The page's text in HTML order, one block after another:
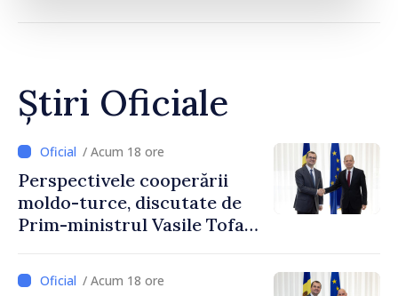
Știri Oficiale
/ Acum 18 ore
Perspectivele cooperării
moldo-turce, discutate de
Prim-ministrul Vasile Tofan
Uygar Mustafa Sertel
/ Acum 18 ore